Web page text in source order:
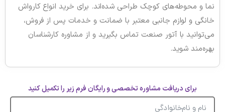
و محوطه‌های کوچک طراحی شده‌اند. برای خرید انواع کارواش
و لوازم جانبی معتبر با ضمانت و خدمات پس از فروش،
با آتور صنعت تماس بگیرید و از مشاوره کارشناسان
شوید.
برای دریافت مشاوره تخصصی و رایگان فرم زیر را تکمیل کنید